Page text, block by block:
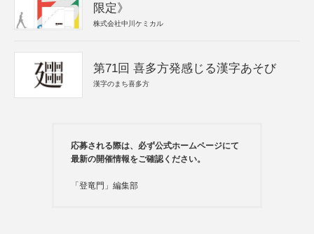
限定》
株式会社中川ケミカル
第71回 喜多方発感じる漢字あそび
漢字のまち喜多方
応募される際は、必ず公式ホームページにて
最新の開催情報をご確認ください。
「登竜門」編集部